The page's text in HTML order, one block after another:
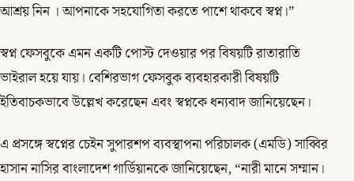
আশ্রয় নিন । আপনাকে সহযোগিতা করতে পাশে থাকবে স্বপ্ন।”
স্বপ্ন ফেসবুকে এমন একটি পোস্ট দেওয়ার পর বিষয়টি রাতারাতি
ভাইরাল হয়ে যায়। বেশিরভাগ ফেসবুক ব্যবহারকারী বিষয়টি
ইতিবাচকভাবে উল্লেখ করেছেন এবং স্বপ্নকে ধন্যবাদ জানিয়েছেন।
এ প্রসঙ্গে স্বপ্নের চেইন সুপারশপ ব্যবস্থাপনা পরিচালক (এমডি) সাব্বির
হাসান নাসির বাংলাদেশ গার্ডিয়ানকে জানিয়েছেন, “নারী মানে সম্মান।